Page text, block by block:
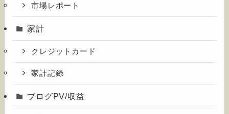
市場レポート
家計
クレジットカード
家計記録
ブログPV/収益